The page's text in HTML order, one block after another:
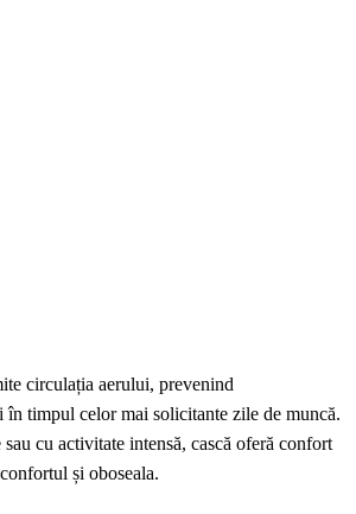
circulația aerului, prevenind
în timpul celor mai solicitante zile de muncă.
cu activitate intensă, cască oferă confort
și oboseala.